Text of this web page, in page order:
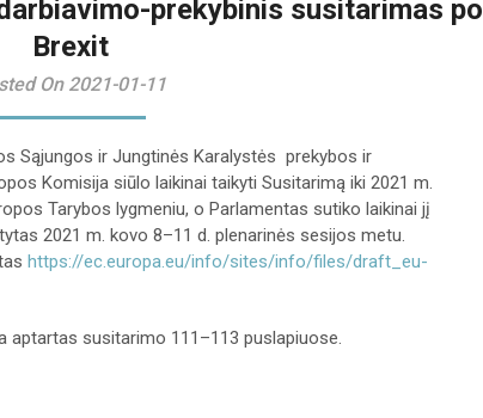
prekybinis susitarimas po
Brexit
On 2021-01-11
Sąjungos ir Jungtinės Karalystės prekybos ir
Komisija siūlo laikinai taikyti Susitarimą iki 2021 m.
Tarybos lygmeniu, o Parlamentas sutiko laikinai jį
2021 m. kovo 8–11 d. plenarinės sesijos metu.
https://ec.europa.eu/info/sites/info/files/draft_eu-
aptartas susitarimo 111–113 puslapiuose.